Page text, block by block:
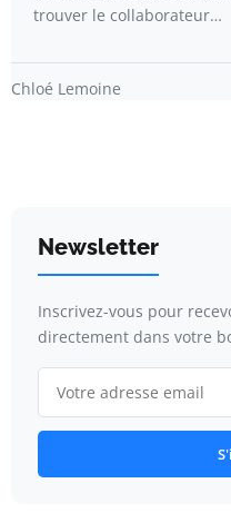
trouver le collaborateur…
Chloé Lemoine
Newsletter
Inscrivez-vous pour
directement dans votre